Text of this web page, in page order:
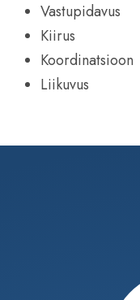
Vastupidavus
Kiirus
Koordinatsioon
Liikuvus